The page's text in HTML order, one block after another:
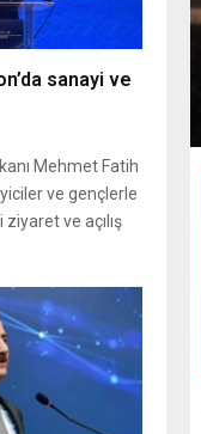
sanayi ve
Mehmet Fatih
ve gençlerle
ve açılış